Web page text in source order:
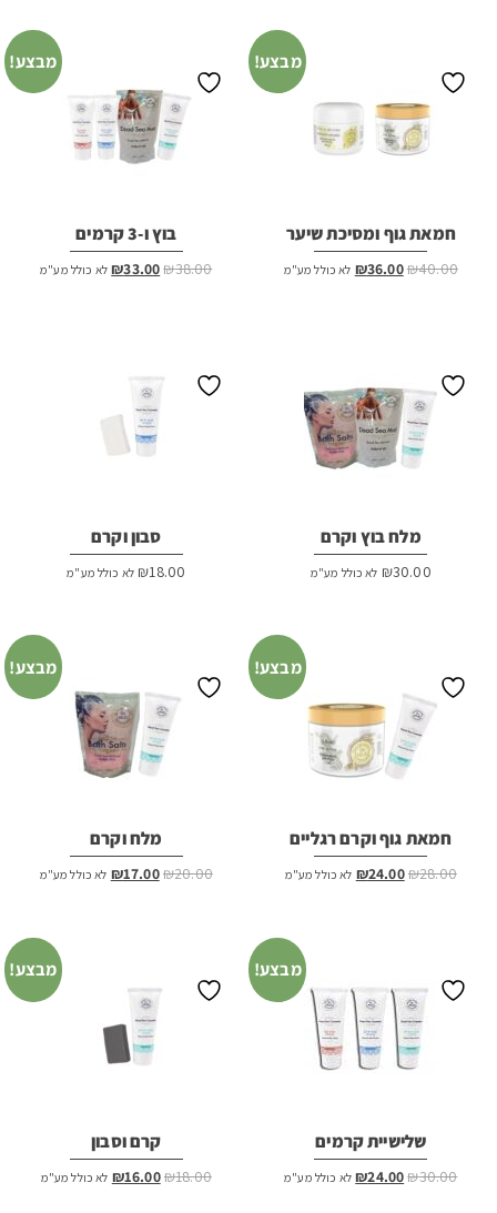
מבצע!
חמאת גוף ומסיכת שיער
₪40.00
המחיר₪36.00 המחיר
לא כולל מע"מ
מבצע!
בוץ ו-3 קרמים
₪38.00
המחיר₪33.00 המחיר
לא כולל מע"מ
מלח בוץ וקרם
₪30.00 לא כולל מע"מ
סבון וקרם
₪18.00 לא כולל מע"מ
מבצע!
חמאת גוף וקרם רגליים
₪28.00
המחיר₪24.00 המחיר
לא כולל מע"מ
מבצע!
מלח וקרם
₪20.00
המחיר₪17.00 המחיר
לא כולל מע"מ
מבצע!
שלישיית קרמים
₪30.00
המחיר₪24.00 המחיר
לא כולל מע"מ
מבצע!
קרם וסבון
₪18.00
המחיר₪16.00 המחיר
לא כולל מע"מ